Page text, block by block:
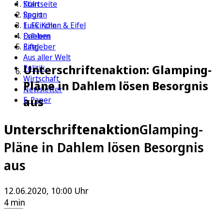
Köln
Sport
1. FC Köln
Erleben
Ratgeber
Aus aller Welt
Politik
Wirtschaft
Newsletter
E-Paper
Startseite
Region
Euskirchen & Eifel
Dahlem
Eifel
Unterschriftenaktion: Glamping-
Pläne in Dahlem lösen Besorgnis
aus
UnterschriftenaktionGlamping-
Pläne in Dahlem lösen Besorgnis
aus
12.06.2020, 10:00 Uhr
4 min